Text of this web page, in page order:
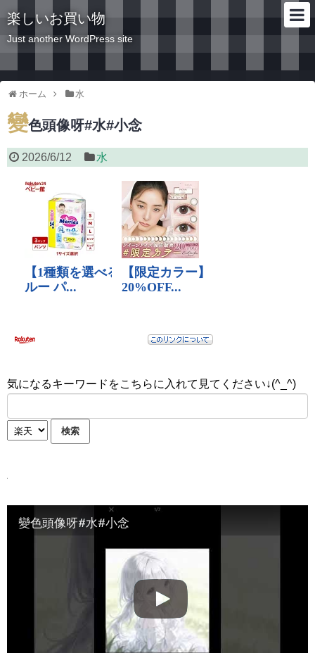
楽しいお買い物
Just another WordPress site
ホーム 水
變色頭像呀#水#小念
2026/6/12 水
気になるキーワードをこちらに入れて見てください↓(^_^)
變色頭像呀#水#小念